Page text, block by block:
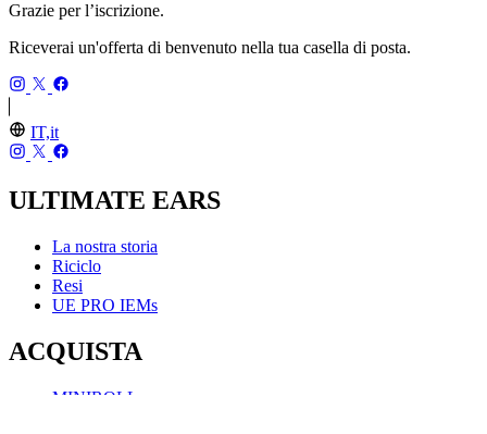
Grazie per l’iscrizione.
Riceverai un'offerta di benvenuto nella tua casella di posta.
IT,it
ULTIMATE EARS
La nostra storia
Riciclo
Resi
UE PRO IEMs
ACQUISTA
MINIROLL